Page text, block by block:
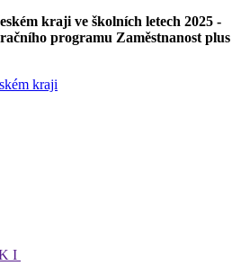
kraji ve školních letech 2025 -
programu Zaměstnanost plus
kraji
I